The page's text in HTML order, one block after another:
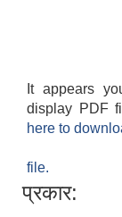
It appears
display PDF
here to
file.
प्रकार: